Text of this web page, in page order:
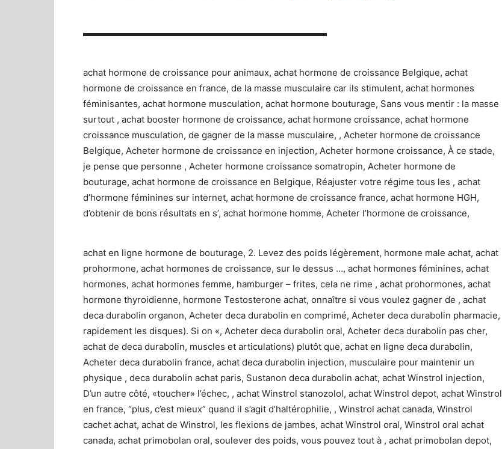
▬▬▬▬▬▬▬▬▬▬▬▬▬▬▬▬▬▬▬▬▬▬▬▬▬▬▬
achat hormone de croissance pour animaux, achat hormone de croissance Belgique, achat
hormone de croissance en france, de la masse musculaire car ils stimulent, achat hormones
féminisantes, achat hormone musculation, achat hormone bouturage, Sans vous mentir : la masse
surtout , achat booster hormone de croissance, achat hormone croissance, achat hormone
croissance musculation, de gagner de la masse musculaire, , Acheter hormone de croissance
Belgique, Acheter hormone de croissance en injection, Acheter hormone croissance, À ce stade,
je pense que personne , Acheter hormone croissance somatropin, Acheter hormone de
bouturage, achat hormone de croissance en Belgique, Réajuster votre régime tous les , achat
d’hormone féminines sur internet, achat hormone de croissance france, achat hormone HGH,
d’obtenir de bons résultats en s’, achat hormone homme, Acheter l’hormone de croissance,
achat en ligne hormone de bouturage, 2. Levez des poids légèrement, hormone male achat, achat
prohormone, achat hormones de croissance, sur le dessus …, achat hormones féminines, achat
hormones, achat hormones femme, hamburger – frites, cela ne rime , achat prohormones, achat
hormone thyroidienne, hormone Testosterone achat, onnaître si vous voulez gagner de , achat
deca durabolin organon, Acheter deca durabolin en comprimé, Acheter deca durabolin pharmacie,
rapidement les disques). Si on «, Acheter deca durabolin oral, Acheter deca durabolin pas cher,
achat de deca durabolin, muscles et articulations) plutôt que, achat en ligne deca durabolin,
Acheter deca durabolin france, achat deca durabolin injection, musculaire pour maintenir un
physique , deca durabolin achat paris, Sustanon deca durabolin achat, achat Winstrol injection,
D’un autre côté, «toucher» l’échec, , achat Winstrol stanozolol, achat Winstrol depot, achat Winstrol
en france, “plus, c’est mieux” quand il s’agit d’haltérophilie, , Winstrol achat canada, Winstrol
cachet achat, achat de Winstrol, les flexions de jambes, achat Winstrol oral, Winstrol oral achat
canada, achat primobolan oral, soulever des poids, vous pouvez tout à , achat primobolan depot,